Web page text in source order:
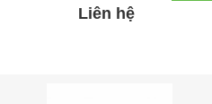
Liên hệ